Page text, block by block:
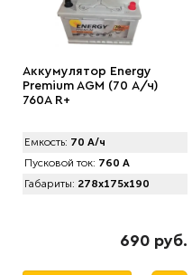
Аккумулятор Energy
Premium AGM (70 А/ч)
760A R+
Емкость: 70 А/ч
Пусковой ток: 760 А
Габариты: 278x175x190
690 руб.